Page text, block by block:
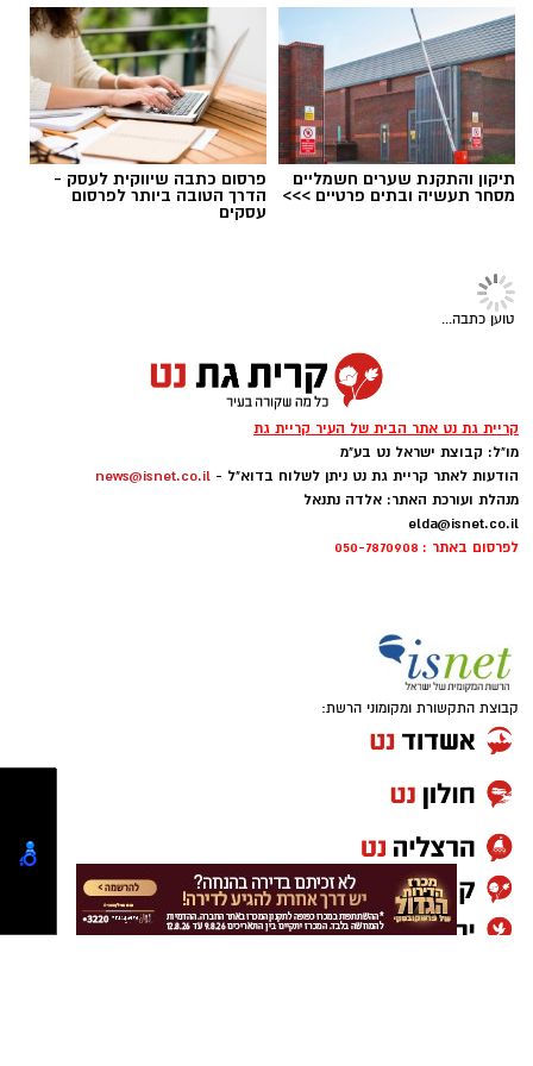
הילדיםדוד חיים, במופעים שיבטיחו חגיגה
מוזיקלית לכל הגילים.
במהלך הערב יתקיים גם טקס יקירי העיר, שבו
יוענקו אותות הוקרה לתושבים שתרמו תרומה
משמעותית לקהילה ולעיר לאורך השנים.
ללא תשלום, אך מותנית
מבעוד מועד ולהצטרף לחגיגה העירונית הגדולה של
הקיץ.
.
הרשמה בלחיצה כאן
תיקון והתקנת שערים חשמליים
מסחר תעשיה ובתים פרטיים >>>
פרסום כתבה שיווקית לעסק -
הדרך הטובה ביותר לפרסום
עסקים
טוען כתבה...
קריית גת נט אתר הבית של העיר קריית גת
מו"ל: קבוצת ישראל נט בע"מ
הודעות לאתר קריית גת נט ניתן לשלוח בדוא"ל - news@isnet.co.il
מנהלת ועורכת האתר: אלדה נתנאל
elda@isnet.co.il
לפרסום באתר : 050-7870908
קבוצת התקשורת ומקומוני הרשת: